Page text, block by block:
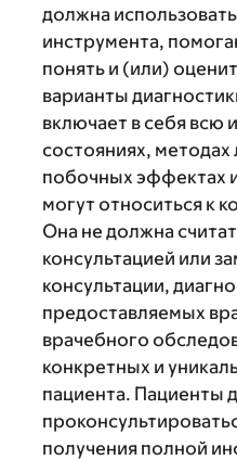
должна
инструмента,
понять и (или)
варианты
включает в себя
состояниях, методах
побочных эффектах
могут относиться к
Она не должна
консультацией или
консультации,
предоставляемых
врачебного
конкретных и
пациента. Пациенты
получения полной